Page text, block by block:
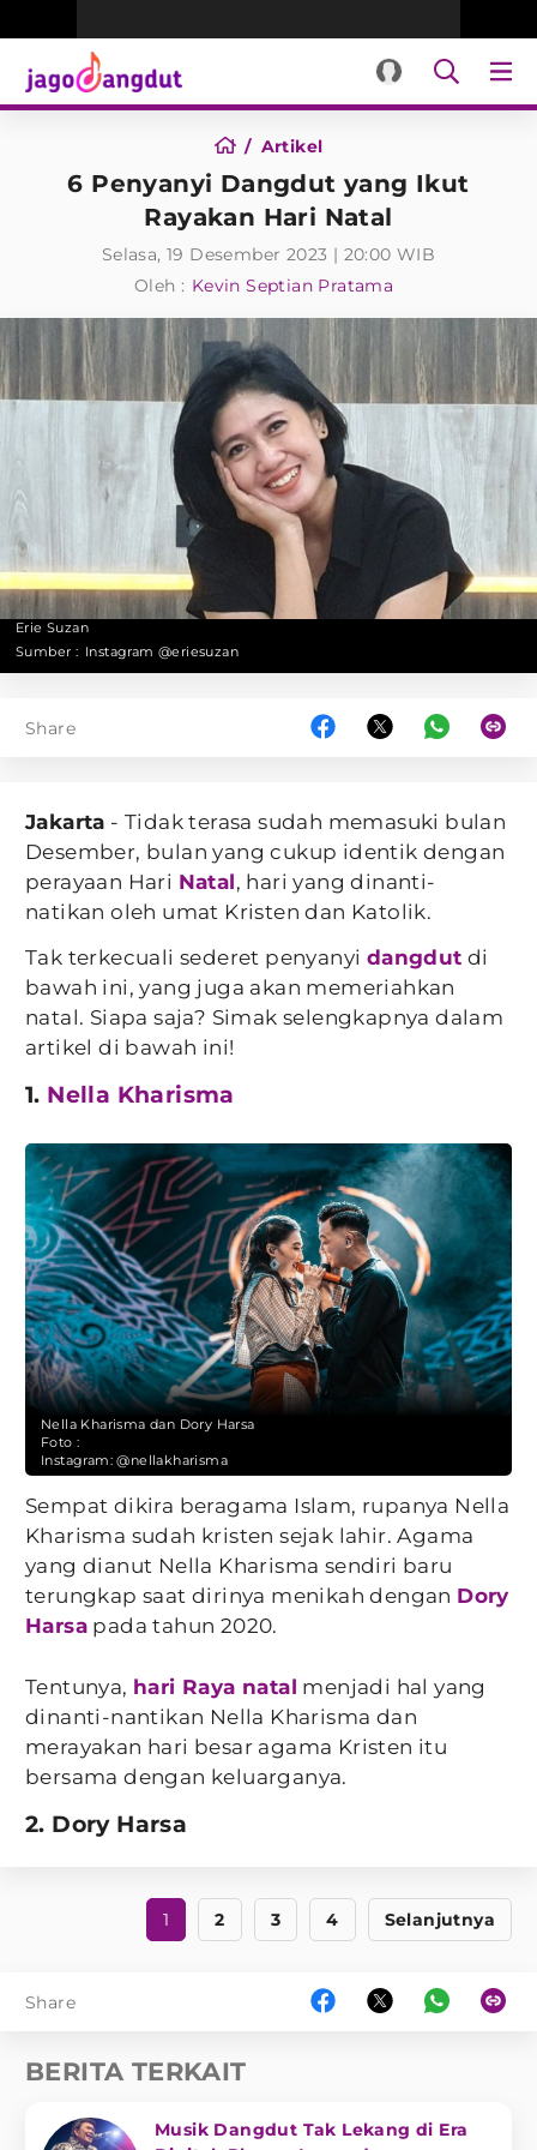
Artikel
6 Penyanyi Dangdut yang Ikut
Rayakan Hari Natal
Selasa, 19 Desember 2023 | 20:00 WIB
Oleh : Kevin Septian Pratama
Erie Suzan
Sumber : Instagram @eriesuzan
Share
Jakarta - Tidak terasa sudah memasuki bulan
Desember, bulan yang cukup identik dengan
perayaan Hari Natal, hari yang dinanti-
natikan oleh umat Kristen dan Katolik.
Tak terkecuali sederet penyanyi dangdut di
bawah ini, yang juga akan memeriahkan
natal. Siapa saja? Simak selengkapnya dalam
artikel di bawah ini!
1. Nella Kharisma
Nella Kharisma dan Dory Harsa
Foto :
Instagram: @nellakharisma
Sempat dikira beragama Islam, rupanya Nella
Kharisma sudah kristen sejak lahir. Agama
yang dianut Nella Kharisma sendiri baru
terungkap saat dirinya menikah dengan Dory
Harsa pada tahun 2020.
Tentunya, hari Raya natal menjadi hal yang
dinanti-nantikan Nella Kharisma dan
merayakan hari besar agama Kristen itu
bersama dengan keluarganya.
2. Dory Harsa
1 2 3 4 Selanjutnya
Share
BERITA TERKAIT
Musik Dangdut Tak Lekang di Era